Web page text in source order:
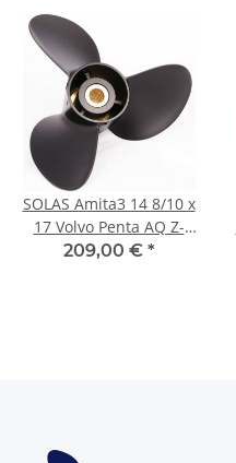
SOLAS Amita3 14 8/10 x
17 Volvo Penta AQ Z-
Antrieb lange Nabe
209,00 € *